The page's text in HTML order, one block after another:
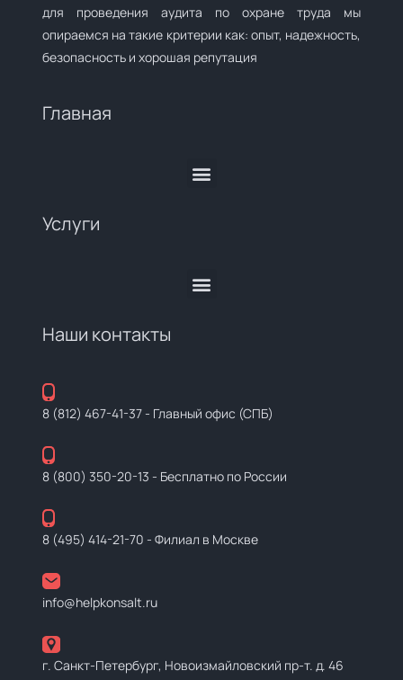
для проведения аудита по охране труда мы
опираемся на такие критерии как: опыт, надежность,
безопасность и хорошая репутация
Главная
Услуги
Наши контакты
8 (812) 467-41-37- Главный офис (СПБ)
8 (800) 350-20-13 - Бесплатно по России
8 (495) 414-21-70 - Филиал в Москве
info@helpkonsalt.ru
г. Санкт-Петербург, Новоизмайловский пр-т. д. 46